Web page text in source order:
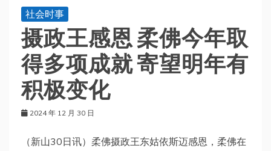
社会时事
摄政王感恩 柔佛今年取
得多项成就 寄望明年有
积极变化
2024 年 12 月 30 日
（新山30日讯）柔佛摄政王东姑依斯迈感恩，柔佛在